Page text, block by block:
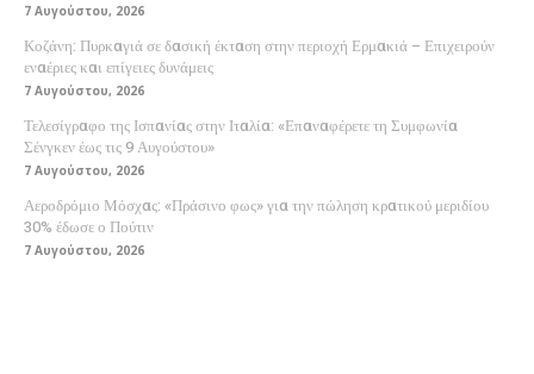
7 Αυγούστου, 2026
Κοζάνη: Πυρκαγιά σε δασική έκταση στην περιοχή Ερμακιά – Επιχειρούν
εναέριες και επίγειες δυνάμεις
7 Αυγούστου, 2026
Τελεσίγραφο της Ισπανίας στην Ιταλία: «Επαναφέρετε τη Συμφωνία
Σένγκεν έως τις 9 Αυγούστου»
7 Αυγούστου, 2026
Αεροδρόμιο Μόσχας: «Πράσινο φως» για την πώληση κρατικού μεριδίου
30% έδωσε ο Πούτιν
7 Αυγούστου, 2026